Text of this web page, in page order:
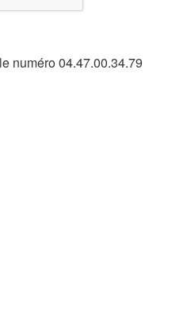
numéro 04.47.00.34.79